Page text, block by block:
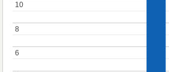
6
6
8
8
10
10